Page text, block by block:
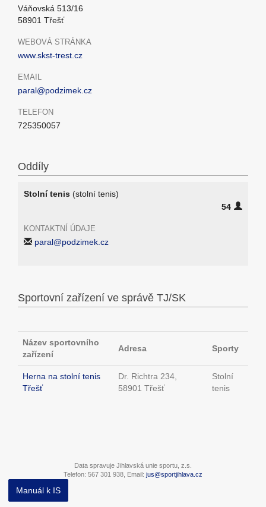
Váňovská 513/16
58901 Třešť
WEBOVÁ STRÁNKA
www.skst-trest.cz
EMAIL
paral@podzimek.cz
TELEFON
725350057
Oddíly
Stolní tenis (stolní tenis)
54
KONTAKTNÍ ÚDAJE
paral@podzimek.cz
Sportovní zařízení ve správě TJ/SK
Název sportovního
zařízení
Adresa Sporty
Herna na stolní tenis
Třešť
Dr. Richtra 234,
58901 Třešť
Stolní
tenis
Data spravuje Jihlavská unie sportu, z.s.
Telefon: 567 301 938, Email: jus@sportjihlava.cz
Manuál k IS